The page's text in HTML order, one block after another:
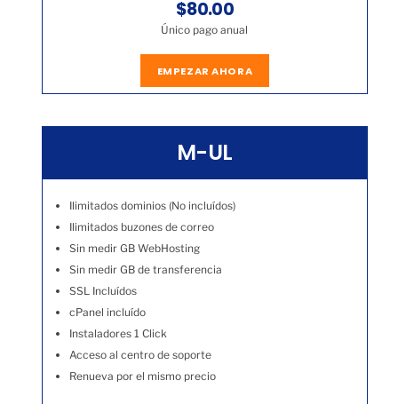
$80.00
Único pago anual
EMPEZAR AHORA
M-UL
Ilimitados dominios (No incluídos)
Ilimitados buzones de correo
Sin medir GB WebHosting
Sin medir GB de transferencia
SSL Incluídos
cPanel incluído
Instaladores 1 Click
Acceso al centro de soporte
Renueva por el mismo precio